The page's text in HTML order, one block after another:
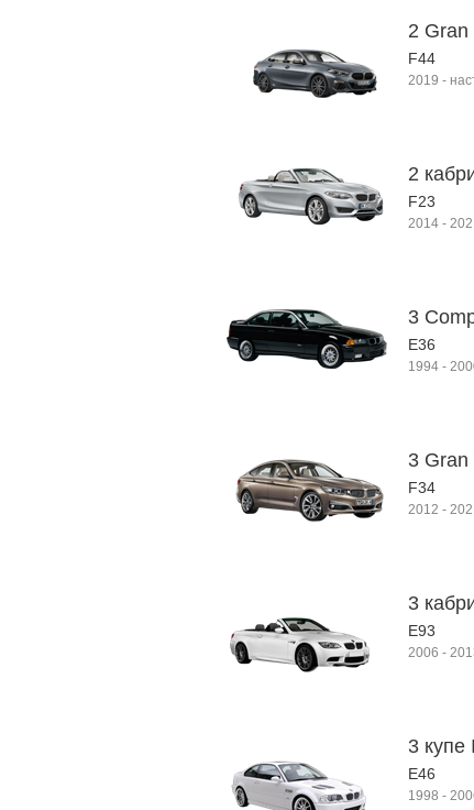
2 Gran
F44
2019 -
2
F23
2014-
3
E36
1994-
3 Gran
F34
2012 -
3
E93
2006 -
3 купе
E46
1998 -